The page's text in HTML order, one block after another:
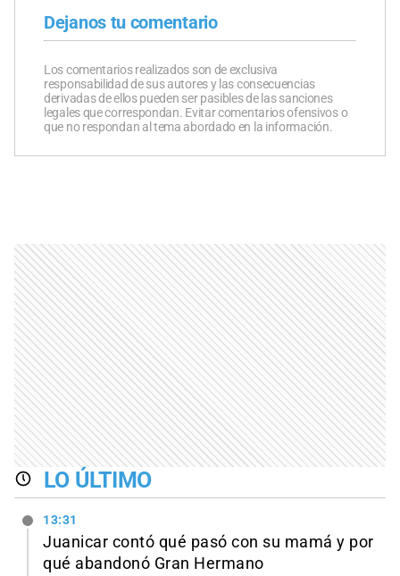
Dejanos tu comentario
Los comentarios realizados son de exclusiva
responsabilidad de sus autores y las consecuencias
derivadas de ellos pueden ser pasibles de las sanciones
legales que correspondan. Evitar comentarios ofensivos o
que no respondan al tema abordado en la información.
LO ÚLTIMO
13:31
Juanicar contó qué pasó con su mamá y por
qué abandonó Gran Hermano